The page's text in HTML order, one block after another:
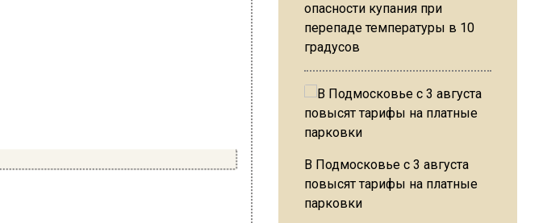
опасности купания при
перепаде температуры в 10
градусов
В Подмосковье с 3 августа
повысят тарифы на платные
парковки